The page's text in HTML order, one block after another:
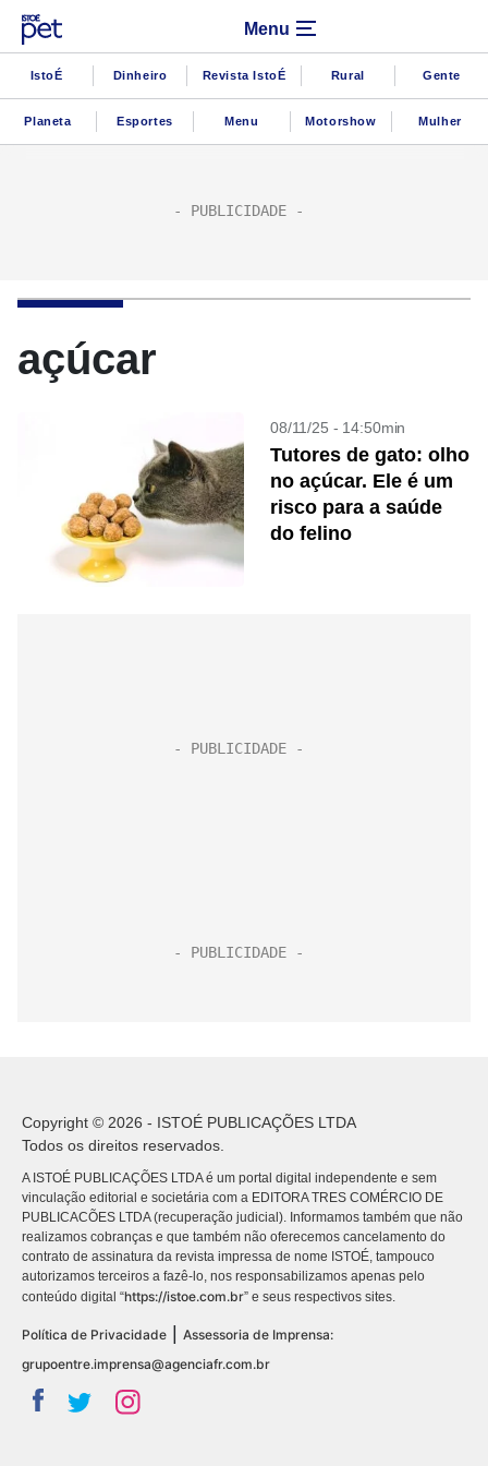
Menu
IstoÉ Dinheiro Revista IstoÉ Rural Gente
Planeta Esportes Menu Motorshow Mulher
açúcar
08/11/25 - 14:50min
Tutores de gato: olho
no açúcar. Ele é um
risco para a saúde
do felino
Copyright © 2026 - ISTOÉ PUBLICAÇÕES LTDA
Todos os direitos reservados.
A ISTOÉ PUBLICAÇÕES LTDA é um portal digital independente e sem
vinculação editorial e societária com a EDITORA TRES COMÉRCIO DE
PUBLICACÕES LTDA (recuperação judicial). Informamos também que não
realizamos cobranças e que também não oferecemos cancelamento do
contrato de assinatura da revista impressa de nome ISTOÉ, tampouco
autorizamos terceiros a fazê-lo, nos responsabilizamos apenas pelo
conteúdo digital “https://istoe.com.br” e seus respectivos sites.
Política de Privacidade
Assessoria de Imprensa:
grupoentre.imprensa@agenciafr.com.br